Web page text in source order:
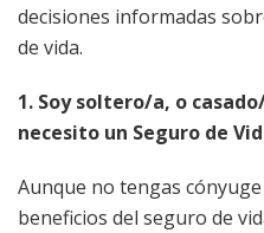
decisiones informadas
de vida.
1. Soy soltero/a, o
necesito un Seguro de
Aunque no tengas
beneficios del seguro de